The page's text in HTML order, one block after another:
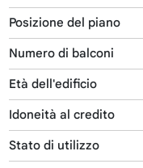
Posizione del piano
Numero di balconi
Età dell'edificio
Idoneità al credito
Stato di utilizzo